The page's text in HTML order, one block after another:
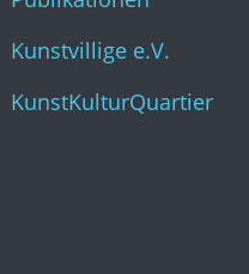
Kunstvillige e.V.
KunstKulturQuartier